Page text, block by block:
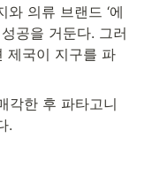
의류 브랜드 ‘에
공을 거둔다. 그러
제국이 지구를 파
각한 후 파타고니
.